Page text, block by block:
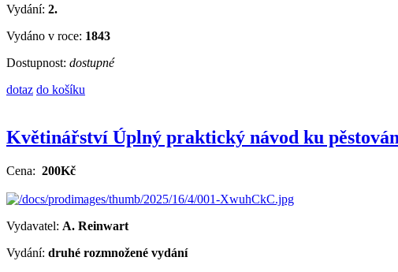
Vydání: 2.
Vydáno v roce: 1843
Dostupnost: dostupné
dotaz do košíku
Květinářství Úplný praktický návod ku
Cena: 200Kč
Vydavatel: A. Reinwart
Vydání: druhé rozmnožené vydání